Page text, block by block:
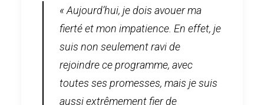
« Aujourd’hui, je dois avouer ma
fierté et mon impatience. En effet, je
suis non seulement ravi de
rejoindre ce programme, avec
toutes ses promesses, mais je suis
aussi extrêmement fier de